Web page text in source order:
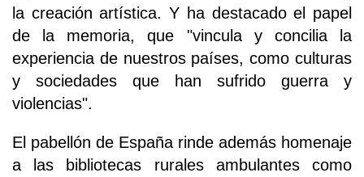
la creación artística. Y ha destacado el papel
de la memoria, que "vincula y concilia la
experiencia de nuestros países, como culturas
y sociedades que han sufrido guerra y
violencias".
El pabellón de España rinde además homenaje
a las bibliotecas rurales ambulantes como